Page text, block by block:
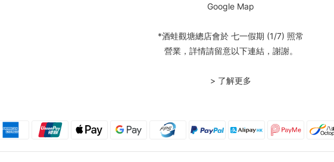
Google Map
*酒蛙觀塘總店會於 七一假期 (1/7) 照常
營業，詳情請留意以下連結，謝謝。
> 了解更多